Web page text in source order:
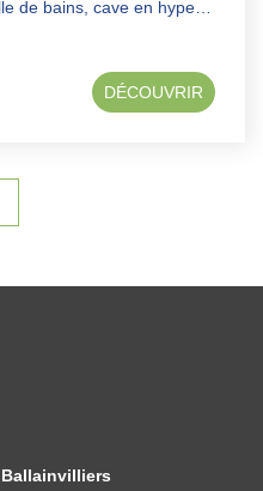
de bains, cave en hyper
honoraires 508.73€
DÉCOUVRIR
Ballainvilliers